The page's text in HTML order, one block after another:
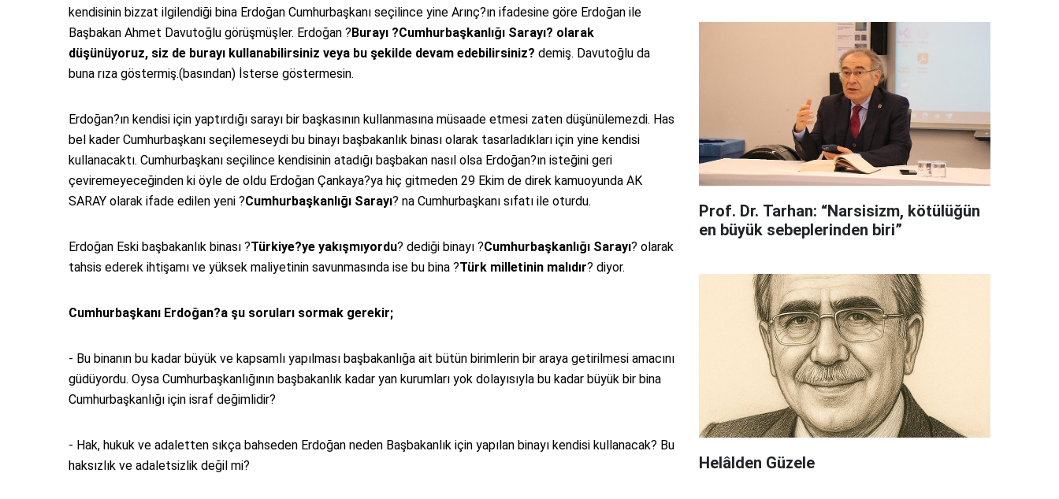
kendisinin bizzat ilgilendiği bina Erdoğan Cumhurbaşkanı seçilince yine Arınç?ın ifadesine göre Erdoğan ile
Başbakan Ahmet Davutoğlu görüşmüşler. Erdoğan ?Burayı ?Cumhurbaşkanlığı Sarayı? olarak
düşünüyoruz, siz de burayı kullanabilirsiniz veya bu şekilde devam edebilirsiniz? demiş. Davutoğlu da
buna rıza göstermiş.(basından) İsterse göstermesin.
Erdoğan?ın kendisi için yaptırdığı sarayı bir başkasının kullanmasına müsaade etmesi zaten düşünülemezdi. Has
bel kader Cumhurbaşkanı seçilemeseydi bu binayı başbakanlık binası olarak tasarladıkları için yine kendisi
kullanacaktı. Cumhurbaşkanı seçilince kendisinin atadığı başbakan nasıl olsa Erdoğan?ın isteğini geri
çeviremeyeceğinden ki öyle de oldu Erdoğan Çankaya?ya hiç gitmeden 29 Ekim de direk kamuoyunda AK
SARAY olarak ifade edilen yeni ?Cumhurbaşkanlığı Sarayı? na Cumhurbaşkanı sıfatı ile oturdu.
Erdoğan Eski başbakanlık binası ?Türkiye?ye yakışmıyordu? dediği binayı ?Cumhurbaşkanlığı Sarayı? olarak
tahsis ederek ihtişamı ve yüksek maliyetinin savunmasında ise bu bina ?Türk milletinin malıdır? diyor.
Cumhurbaşkanı Erdoğan?a şu soruları sormak gerekir;
- Bu binanın bu kadar büyük ve kapsamlı yapılması başbakanlığa ait bütün birimlerin bir araya getirilmesi amacını
güdüyordu. Oysa Cumhurbaşkanlığının başbakanlık kadar yan kurumları yok dolayısıyla bu kadar büyük bir bina
Cumhurbaşkanlığı için israf değimlidir?
- Hak, hukuk ve adaletten sıkça bahseden Erdoğan neden Başbakanlık için yapılan binayı kendisi kullanacak? Bu
haksızlık ve adaletsizlik değil mi?
Prof. Dr. Tarhan: “Narsisizm, kötülüğün
en büyük sebeplerinden biri”
Helâlden Güzele